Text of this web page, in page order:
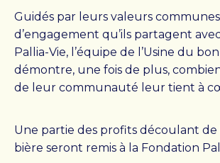
Mission, vision et valeurs
Colloque Pallia-Vie 2026
Équipe
Conseil d’administration
Notre histoire
RESSOURCES
Guidés par leurs valeurs communes
d’engagement qu’ils partagent
Pallia-Vie, l’équipe de l’Usine du
démontre, une fois de plus,
de leur communauté leur tient à
Une partie des profits découlant de
bière seront remis à la Fondation